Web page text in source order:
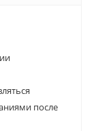
после